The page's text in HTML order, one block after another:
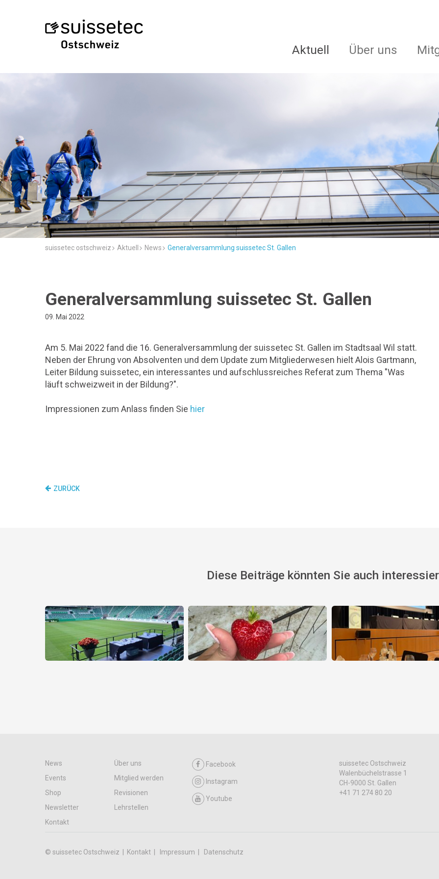
Aktuell Über uns
suissetec ostschweiz Aktuell News Generalversammlung suissetec St. Gallen
Generalversammlung suissetec St. Gallen
09. Mai 2022
Am 5. Mai 2022 fand die 16. Generalversammlung der suissetec St. Gallen im Stadtsaal Wil statt.
Neben der Ehrung von Absolventen und dem Update zum Mitgliederwesen hielt Alois Gartmann,
Leiter Bildung suissetec, ein interessantes und aufschlussreiches Referat zum Thema "Was
läuft schweizweit in der Bildung?".
Impressionen zum Anlass finden Sie hier
ZURÜCK
Diese Beiträge könnten Sie auch
News
Über uns
Events
Mitglied werden
Shop
Revisionen
Newsletter
Lehrstellen
Kontakt
Facebook
Instagram
Youtube
suissetec Ostschweiz
Walenbüchelstrasse 1
CH-9000 St. Gallen
+41 71 274 80 20
© suissetec Ostschweiz | Kontakt Impressum Datenschutz